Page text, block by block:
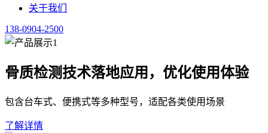
关于我们
138-0904-2500
骨质检测技术落地应用，优化使用体验
包含台车式、便携式等多种型号，适配各类使用场景
了解详情